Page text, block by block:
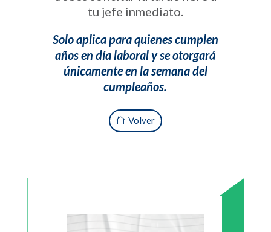
tu jefe inmediato.
Solo aplica para quienes cumplen
años en día laboral y se otorgará
únicamente en la semana del
cumpleaños.
Volver